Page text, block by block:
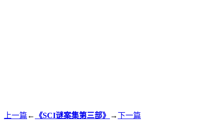
上一篇 ← 《SCI谜案集第三部》 →下一篇